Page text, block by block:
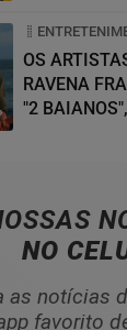
OS
RAVENA
"2
NO
as notícias
favorito